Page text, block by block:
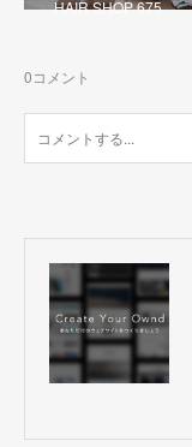
HAIR SHOP 675
0コメント